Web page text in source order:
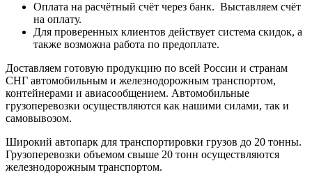
Оплата на расчётный счёт через банк. Выставляем счёт
на оплату.
Для проверенных клиентов действует система скидок, а
также возможна работа по предоплате.
Доставляем готовую продукцию по всей России и странам
СНГ автомобильным и железнодорожным транспортом,
контейнерами и авиасообщением. Автомобильные
грузоперевозки осуществляются как нашими силами, так и
самовывозом.
Широкий автопарк для транспортировки грузов до 20 тонны.
Грузоперевозки объемом свыше 20 тонн осуществляются
железнодорожным транспортом.